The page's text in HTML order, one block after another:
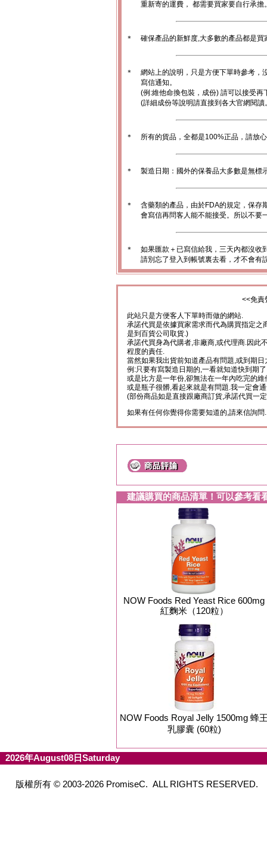
重新寄的運費， 都需要買家要自行承擔
＊ 確保產品的新鮮度,大多數的產品都是
＊
網站上的說明，只是方便下單時參考，
寫信通知。
(例:維他命換包裝，成份) 請可以接受再
(詳細成份等說明請直接到各大官網閱讀
＊ 所有的貨品，全都是100%正品，請放
＊ 製造日期：國外的保養品大多數是無標
＊
含藥類的產品，由於FDA的規定，保存
會寫信再問客人能不能接受。所以不要
＊
如果匯款＋已寫信給我，三天內都沒收
請別忘了登入到帳號裏去看，才不會有
<<免責
此站只是方便客人下單時而做的網站.
承諾代買是依據買家需求而代為購買指定之
是到百貨公司取貨.)
承諾代買身為代購者,非廠商,或代理商.因此
程度的責任.
當然如果我出貨前知道產品有問題,或到期
例:只要有寫製造日期的,一看就知道快到期
或是比方是一年份,卻無法在一年內吃完的維
或是瓶子很髒,看起來就是有問題.我一定會
(部份商品如是直接跟廠商訂貨,承諾代買一
如果有任何你覺得你需要知道的,請來信詢問.
建議購買的商品清單！可以參考看
NOW Foods Red Yeast Rice 600mg
紅麴米（120粒）
NOW Foods Royal Jelly 1500mg 蜂
乳膠囊 (60粒)
2026年August08日Saturday
版權所有 © 2003-2026 PromiseC. ALL RIGHTS RESERVED.